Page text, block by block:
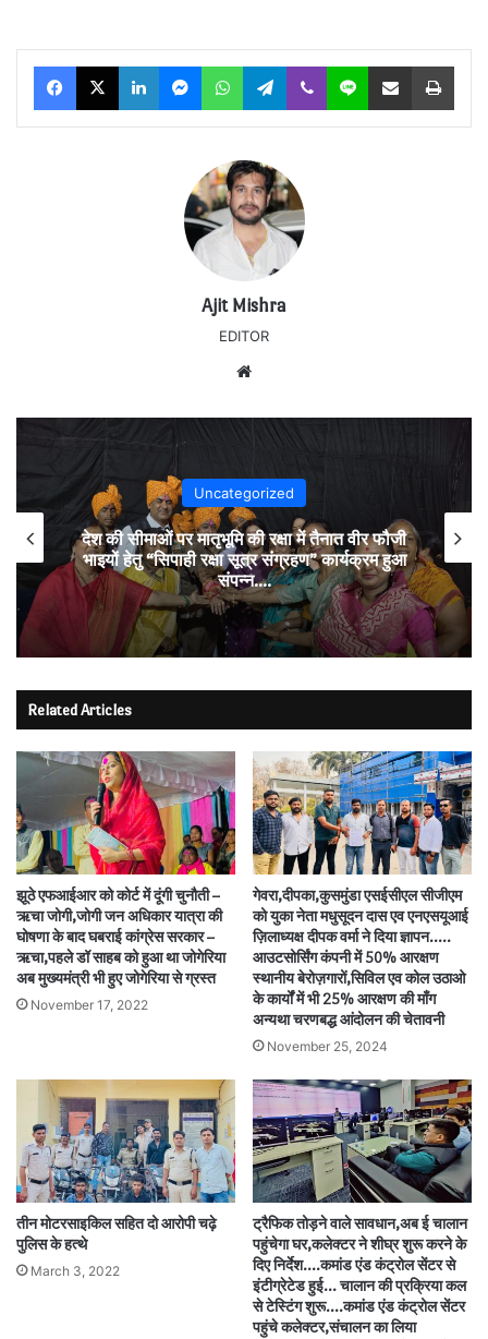
Facebook
X LinkedInMessengerWhatsAppTelegram
Viber Line Share via Email Print
Ajit Mishra
EDITOR
Uncategorized
देश की सीमाओं पर मातृभूमि की रक्षा में तैनात वीर फौजी
भाइयों हेतु “सिपाही रक्षा सूत्र संग्रहण” कार्यक्रम हुआ
संपन्न….
Related Articles
झूठे एफआईआर को कोर्ट में दूंगी चुनौती –
ऋचा जोगी,जोगी जन अधिकार यात्रा की
घोषणा के बाद घबराई कांग्रेस सरकार –
ऋचा,पहले डॉ साहब को हुआ था जोगेरिया
अब मुख्यमंत्री भी हुए जोगेरिया से ग्रस्त
November 17, 2022
गेवरा,दीपका,कुसमुंडा एसईसीएल सीजीएम
को युका नेता मधुसूदन दास एव एनएसयूआई
ज़िलाध्यक्ष दीपक वर्मा ने दिया ज्ञापन.….
आउटसोर्सिंग कंपनी में 50% आरक्षण
स्थानीय बेरोज़गारों,सिविल एव कोल उठाओ
के कार्यों में भी 25% आरक्षण की माँग
अन्यथा चरणबद्ध आंदोलन की चेतावनी
November 25, 2024
तीन मोटरसाइकिल सहित दो आरोपी चढ़े
पुलिस के हत्थे
March 3, 2022
ट्रैफिक तोड़ने वाले सावधान,अब ई चालान
पहुंचेगा घर,कलेक्टर ने शीघ्र शुरू करने के
दिए निर्देश….कमांड एंड कंट्रोल सेंटर से
इंटीग्रेटेड हुई… चालान की प्रक्रिया कल
से टेस्टिंग शुरू….कमांड एंड कंट्रोल सेंटर
पहुंचे कलेक्टर,संचालन का लिया